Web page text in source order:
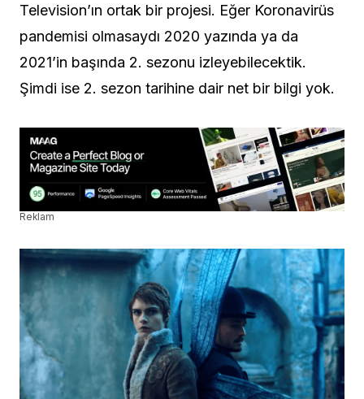
Television’ın ortak bir projesi. Eğer Koronavirüs
pandemisi olmasaydı 2020 yazında ya da
2021’in başında 2. sezonu izleyebilecektik.
Şimdi ise 2. sezon tarihine dair net bir bilgi yok.
Reklam